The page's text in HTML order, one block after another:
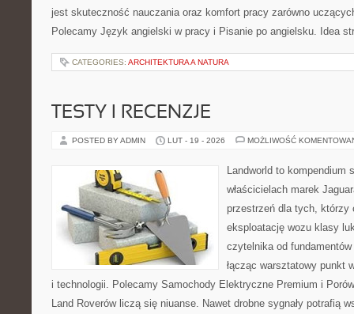
jest skuteczność nauczania oraz komfort pracy zarówno
Polecamy Język angielski w pracy i Pisanie po angielsku. Idea
CATEGORIES: ARCHITEKTURA A NATURA
TESTY I RECENZJE
POSTED BY ADMIN LUT - 19 - 2026 MOŻLIWOŚĆ
Landworld to kompendium
właścicielach marek
przestrzeń dla tych, którzy
eksploatację wozu klasy
czytelnika od
łącząc warsztatowy punkt
i technologii. Polecamy Samochody Elektryczne Premium i
Land Roverów liczą się niuanse. Nawet drobne sygnały potrafią